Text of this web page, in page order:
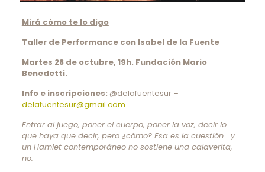
Mirá cómo te lo digo
Taller de Performance con Isabel de la Fuente
Martes 28 de octubre, 19h. Fundación Mario
Benedetti.
Info e inscripciones: @delafuentesur –
delafuentesur@gmail.com
Entrar al juego, poner el cuerpo, poner la voz, decir lo
que haya que decir, pero ¿cómo? Esa es la cuestión… y
un Hamlet contemporáneo no sostiene una calaverita,
no.